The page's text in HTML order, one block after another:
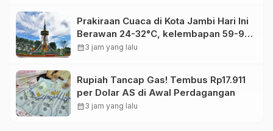
Prakiraan Cuaca di Kota Jambi Hari Ini
Berawan 24-32°C, kelembapan 59-97
persen.
calendar_month3 jam yang lalu
Rupiah Tancap Gas! Tembus Rp17.911
per Dolar AS di Awal Perdagangan
calendar_month3 jam yang lalu